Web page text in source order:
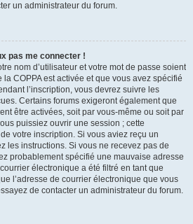
un administrateur du forum.
pas me connecter !
nom d’utilisateur et votre mot de passe soient
COPPA est activée et que vous avez spécifié
l’inscription, vous devrez suivre les
Certains forums exigeront également que
être activées, soit par vous-même ou soit par
puissiez ouvrir une session ; cette
votre inscription. Si vous aviez reçu un
les instructions. Si vous ne recevez pas de
probablement spécifié une mauvaise adresse
électronique a été filtré en tant que
l’adresse de courrier électronique que vous
de contacter un administrateur du forum.